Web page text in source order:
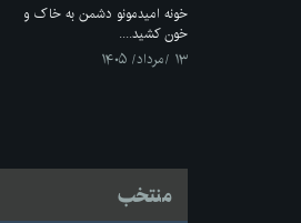
خونه امیدمونو دشمن به خاک و
خون کشید....
۱۳ /مرداد/ ۱۴۰۵
منتخب